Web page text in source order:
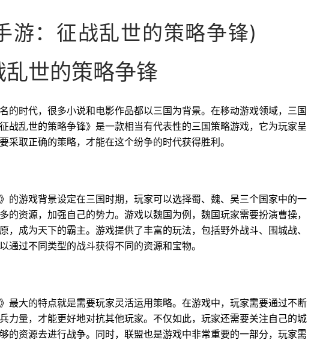
游：征战乱世的策略争锋)
世的策略争锋
的时代，很多小说和电影作品都以三国为背景。在移动游戏领域，三国
战乱世的策略争锋》是一款相当有代表性的三国策略游戏，它为玩家呈
采取正确的策略，才能在这个纷争的时代获得胜利。
的游戏背景设定在三国时期，玩家可以选择蜀、魏、吴三个国家中的一
的资源，加强自己的势力。游戏以魏国为例，魏国玩家需要扮演曹操，
，成为天下的霸主。游戏提供了丰富的玩法，包括野外战斗、围城战、
通过不同类型的战斗获得不同的资源和宝物。
最大的特点就是需要玩家灵活运用策略。在游戏中，玩家需要通过不断
力量，才能更好地对抗其他玩家。不仅如此，玩家还需要关注自己的城
的资源去进行战争。同时，联盟也是游戏中非常重要的一部分，玩家需